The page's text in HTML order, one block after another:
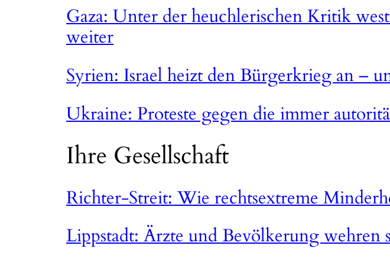
Gaza: Unter der heuchlerischen Kritik
weiter
Syrien: Israel heizt den Bürgerkrieg an –
Ukraine: Proteste gegen die immer
Ihre Gesellschaft
Richter-Streit: Wie rechtsextreme
Lippstadt: Ärzte und Bevölkerung